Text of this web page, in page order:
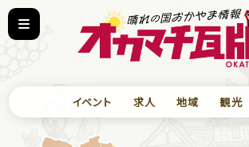
イベント 求人 地域 観光